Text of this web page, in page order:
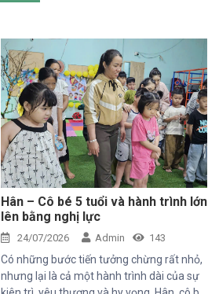
Hân – Cô bé 5 tuổi và hành trình lớn
lên bằng nghị lực
24/07/2026 Admin 143
Có những bước tiến tưởng chừng rất nhỏ,
nhưng lại là cả một hành trình dài của sự